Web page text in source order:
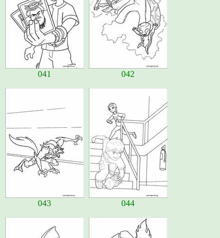
041 042
043 044